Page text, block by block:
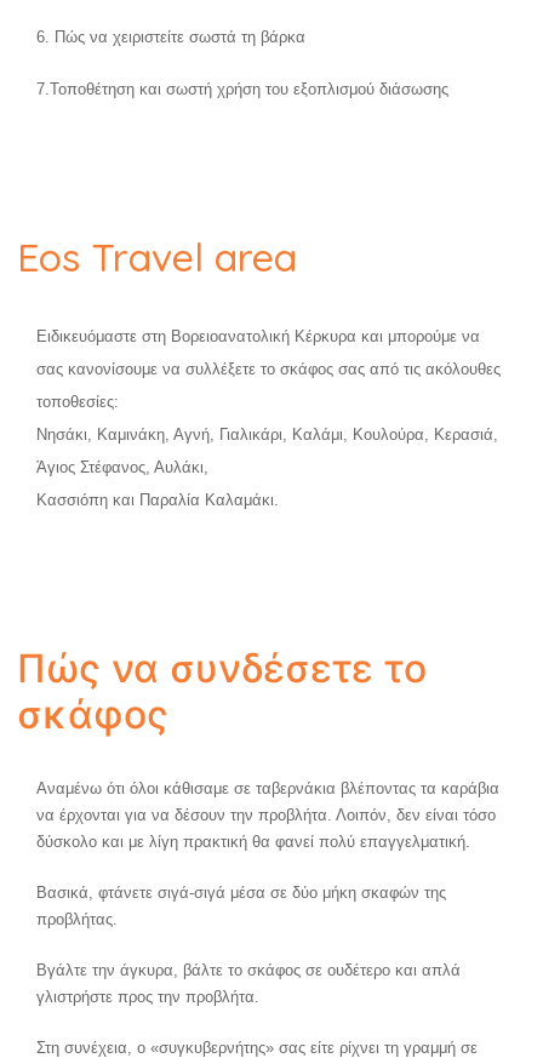
6. Πώς να χειριστείτε σωστά τη βάρκα
7.Τοποθέτηση και σωστή χρήση του εξοπλισμού διάσωσης
Eos Travel area
Ειδικευόμαστε στη Βορειοανατολική Κέρκυρα και μπορούμε να
σας κανονίσουμε να συλλέξετε το σκάφος σας από τις ακόλουθες
τοποθεσίες:
Νησάκι, Καμινάκη, Αγνή, Γιαλικάρι, Καλάμι, Κουλούρα, Κερασιά,
Άγιος Στέφανος, Αυλάκι,
Κασσιόπη και Παραλία Καλαμάκι.
Πώς να συνδέσετε το
σκάφος
Αναμένω ότι όλοι κάθισαμε σε ταβερνάκια βλέποντας τα καράβια
να έρχονται για να δέσουν την προβλήτα. Λοιπόν, δεν είναι τόσο
δύσκολο και με λίγη πρακτική θα φανεί πολύ επαγγελματική.
Βασικά, φτάνετε σιγά-σιγά μέσα σε δύο μήκη σκαφών της
προβλήτας.
Βγάλτε την άγκυρα, βάλτε το σκάφος σε ουδέτερο και απλά
γλιστρήστε προς την προβλήτα.
Στη συνέχεια, ο «συγκυβερνήτης» σας είτε ρίχνει τη γραμμή σε